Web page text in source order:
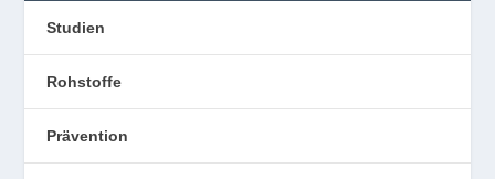
Studien
Rohstoffe
Prävention